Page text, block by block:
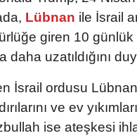
Lübnan ile İsrail
giren 10 günlük
daha uzatıldığını
İsrail ordusu
ve ev
ise ateşkesi